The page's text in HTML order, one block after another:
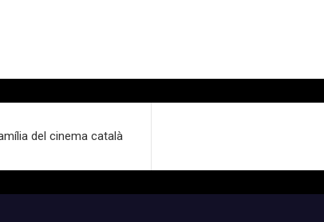
del cinema català